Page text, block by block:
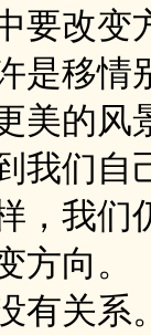
要改变
是移情
美的风
我们自
，我们
方向。
有关系